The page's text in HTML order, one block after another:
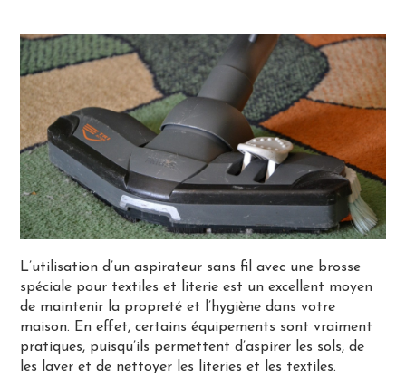
L’utilisation d’un aspirateur sans fil avec une brosse
spéciale pour textiles et literie est un excellent moyen
de maintenir la propreté et l’hygiène dans votre
maison. En effet, certains équipements sont vraiment
pratiques, puisqu’ils permettent d’aspirer les sols, de
les laver et de nettoyer les literies et les textiles.